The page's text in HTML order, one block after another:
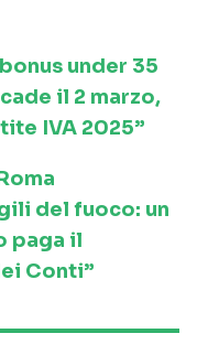
under 35
il 2 marzo,
IVA 2025”
del fuoco: un
paga il
Conti”